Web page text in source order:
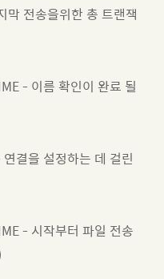
전송을위한 총 트랜잭
- 이름 확인이 완료 될
결을 설정하는 데 걸린
- 시작부터 파일 전송